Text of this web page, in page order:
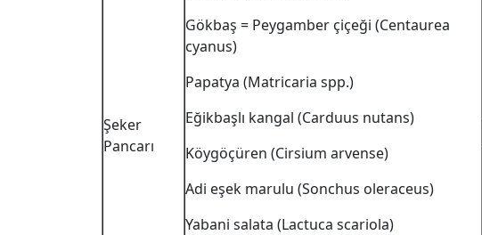
Şeker
Pancarı
Gökbaş = Peygamber çiçeği (Centaurea
cyanus)
Papatya (Matricaria spp.)
Eğikbaşlı kangal (Carduus nutans)
Köygöçüren (Cirsium arvense)
Adi eşek marulu (Sonchus oleraceus)
Yabani salata (Lactuca scariola)